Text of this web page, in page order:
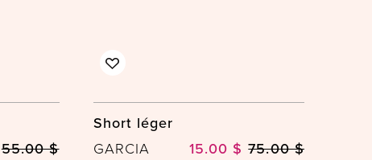
55.00 $
Short léger
GARCIA 15.00 $ 75.00 $